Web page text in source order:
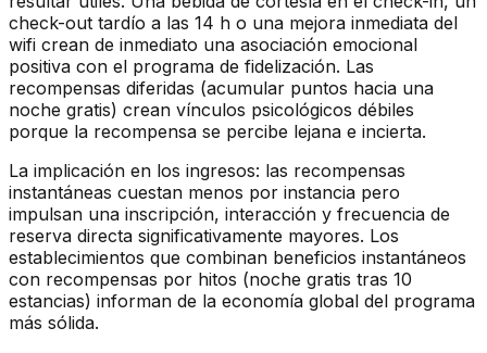
check-out tardío a las 14 h o una mejora inmediata del
wifi crean de inmediato una asociación emocional
positiva con el programa de fidelización. Las
recompensas diferidas (acumular puntos hacia una
noche gratis) crean vínculos psicológicos débiles
porque la recompensa se percibe lejana e incierta.
La implicación en los ingresos: las recompensas
instantáneas cuestan menos por instancia pero
impulsan una inscripción, interacción y frecuencia de
reserva directa significativamente mayores. Los
establecimientos que combinan beneficios instantáneos
con recompensas por hitos (noche gratis tras 10
estancias) informan de la economía global del programa
más sólida.